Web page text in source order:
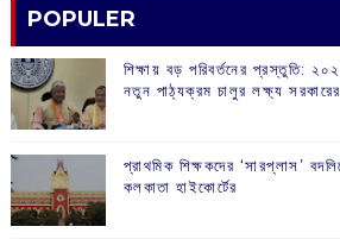
POPULER
শিক্ষায় বড় পরিবর্তনের প্রস্তুতি:
নতুন পাঠ্যক্রম চালুর লক্ষ্য সরকারের
প্রাথমিক শিক্ষকদের ‘সারপ্লাস’
কলকাতা হাইকোর্টের